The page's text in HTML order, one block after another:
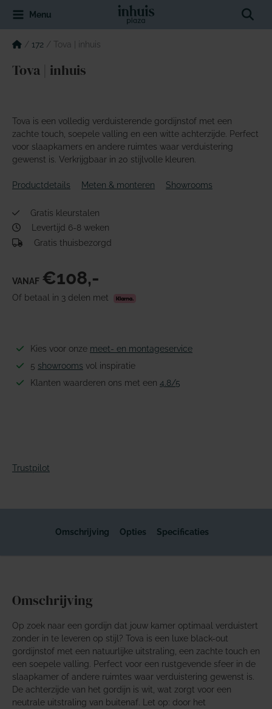
naar
inhoud
Menu
/ 172 / Tova | inhuis
Tova | inhuis
Tova is een volledig verduisterende gordijnstof met een
zachte touch, soepele valling en een witte achterzijde. Perfect
voor slaapkamers en andere ruimtes waar verduistering
gewenst is. Verkrijgbaar in 20 stijlvolle kleuren.
Productdetails Meten & monteren Showrooms
Gratis kleurstalen
Levertijd 6-8 weken
Gratis thuisbezorgd
VANAF €108,-
Of betaal in 3 delen met
Kies voor onze meet- en montageservice
5 showrooms vol inspiratie
Klanten waarderen ons met een 4.8/5
Trustpilot
Omschrijving Opties Specificaties
Omschrijving
Op zoek naar een gordijn dat jouw kamer optimaal verduistert
zonder in te leveren op stijl? Tova is een luxe black-out
gordijnstof met een natuurlijke uitstraling, een zachte touch en
een soepele valling. Perfect voor een rustgevende sfeer in de
slaapkamer of andere ruimtes waar verduistering gewenst is.
De achterzijde van het gordijn is wit, wat zorgt voor een
neutrale uitstraling van buitenaf. Let op: door het